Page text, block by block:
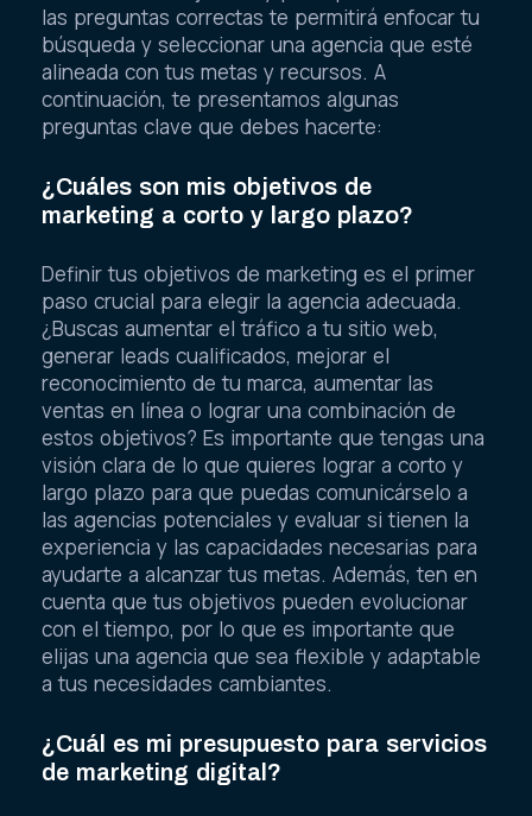
las preguntas correctas te permitirá enfocar tu
búsqueda y seleccionar una agencia que esté
alineada con tus metas y recursos. A
continuación, te presentamos algunas
preguntas clave que debes hacerte:
¿Cuáles son mis objetivos de
marketing a corto y largo plazo?
Definir tus objetivos de marketing es el primer
paso crucial para elegir la agencia adecuada.
¿Buscas aumentar el tráfico a tu sitio web,
generar leads cualificados, mejorar el
reconocimiento de tu marca, aumentar las
ventas en línea o lograr una combinación de
estos objetivos? Es importante que tengas una
visión clara de lo que quieres lograr a corto y
largo plazo para que puedas comunicárselo a
las agencias potenciales y evaluar si tienen la
experiencia y las capacidades necesarias para
ayudarte a alcanzar tus metas. Además, ten en
cuenta que tus objetivos pueden evolucionar
con el tiempo, por lo que es importante que
elijas una agencia que sea flexible y adaptable
a tus necesidades cambiantes.
¿Cuál es mi presupuesto para servicios
de marketing digital?